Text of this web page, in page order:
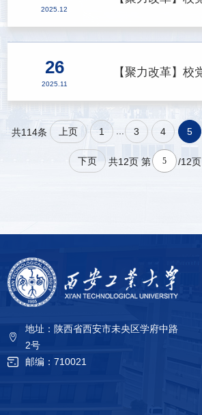
2025.12
26
2025.11
共114条 上页 1 3 4 5
下页 共12页 第 /12页
地址：陕西省西安市未央区学府中路
2号
邮编：710021